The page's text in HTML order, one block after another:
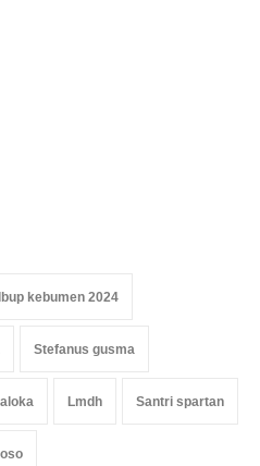
kebumen 2024
Stefanus gusma
Lmdh Santri spartan